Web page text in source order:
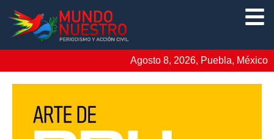
Agosto 8, 2026, Puebla, México